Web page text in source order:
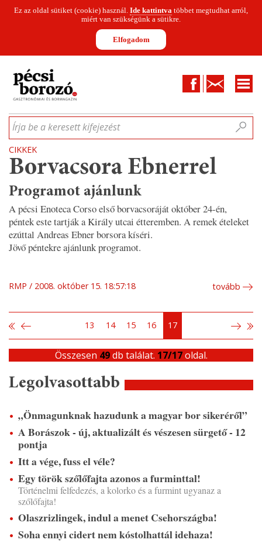
Ez az oldal sütiket (cookie) használ. Ide kattintva többet megtudhat arról,
miért van szükségünk a sütikre.
Elfogadom
FacebookKapcsolat
CIKKEKHÍREKINFOGRAFIKÁKMUNKATÁRSAKWINESOFA
Írja be a keresett kifejezést
CIKKEK
Borvacsora Ebnerrel
Programot ajánlunk
A pécsi Enoteca Corso első borvacsoráját október 24-én,
péntek este tartják a Király utcai étteremben. A remek ételeket
ezúttal Andreas Ebner borsora kíséri.
Jövő péntekre ajánlunk programot.
RMP 2008. október 15. 18:57:18 tovább
13 14 15 16 17
Összesen 49db találat. 17/17oldal.
Legolvasottabb
„Önmagunknak hazudunk a magyar bor sikeréről”
A Borászok - új, aktualizált és vészesen sürgető - 12
pontja
Itt a vége, fuss el véle?
Egy török szőlőfajta azonos a furminttal!
Történelmi felfedezés, a kolorko és a furmint ugyanaz a
szőlőfajta!
Olaszrizlingek, indul a menet Csehországba!
Soha ennyi cidert nem kóstolhattál idehaza!